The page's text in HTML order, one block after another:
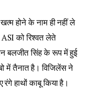
होने के नाम ही नहीं ले
ASI को रिश्वत लेते
बलजीत सिंह के रूप में हुई
में तैनात है। विजिलेंस ने
हाथों काबू किया है।